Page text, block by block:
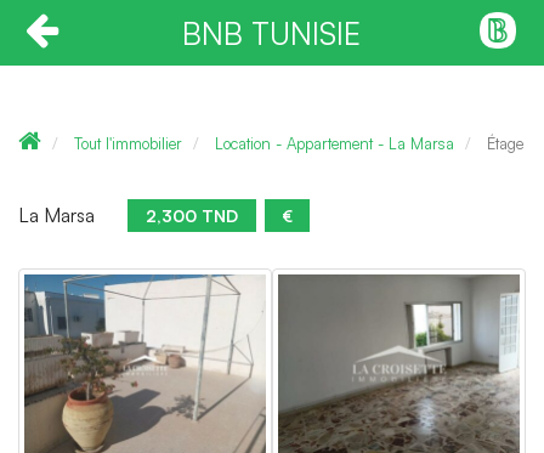
BNB TUNISIE
Tout l'immobilier Location - Appartement - La Marsa Étage
La Marsa 2,300 TND €